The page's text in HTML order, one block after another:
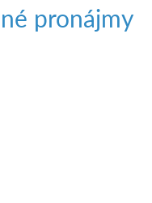
pronájmy